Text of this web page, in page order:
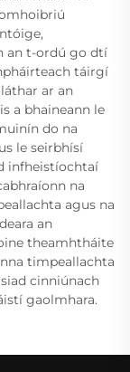
an t-ordú go dtí
táirgí
ar an
a bhaineann le
do na
le seirbhísí
infheistíochtaí
na
agus na
an
theamhtháite
timpeallachta
cinniúnach
gaolmhara.